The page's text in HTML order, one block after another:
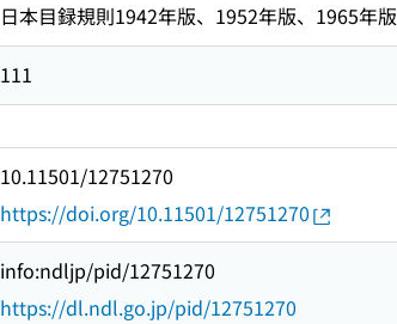
日本目録規則1942年版、1952年版、1965年版
111
10.11501/12751270
https://doi.org/10.11501/12751270
info:ndljp/pid/12751270
https://dl.ndl.go.jp/pid/12751270